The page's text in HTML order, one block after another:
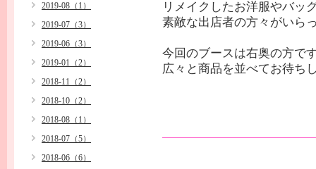
リメイクしたお洋服やバッ
素敵な出店者の方々がいら
今回のブースは右奥の方で
広々と商品を並べてお待ち
2019-08（1）
2019-07（3）
2019-06（3）
2019-01（2）
2018-11（2）
2018-10（2）
2018-08（1）
2018-07（5）
2018-06（6）